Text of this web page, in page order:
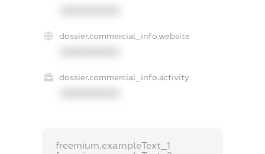
dossier.commercial_info.website
dossier.commercial_info.activity
freemium.exampleText_1